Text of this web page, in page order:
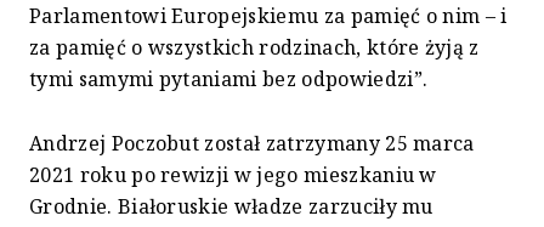
Parlamentowi Europejskiemu za pamięć o nim – i
za pamięć o wszystkich rodzinach, które żyją z
tymi samymi pytaniami bez odpowiedzi”.
Andrzej Poczobut został zatrzymany 25 marca
2021 roku po rewizji w jego mieszkaniu w
Grodnie. Białoruskie władze zarzuciły mu